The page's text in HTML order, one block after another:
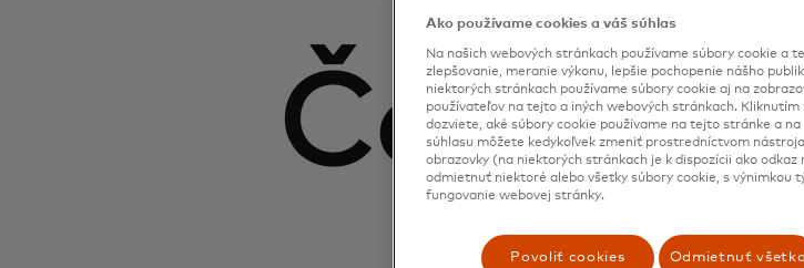
Čo nás
Ako používame cookies a váš súhlas
Na našich webových stránkach používame súbory cookie a
zlepšovanie, meranie výkonu, lepšie pochopenie nášho
niektorých stránkach používame súbory cookie aj na
používateľov na tejto a iných webových stránkach.
dozviete, aké súbory cookie používame na tejto stránke a
súhlasu môžete kedykoľvek zmeniť prostredníctvom
obrazovky (na niektorých stránkach je k dispozícii ako
odmietnuť niektoré alebo všetky súbory cookie, s výnimkou
fungovanie webovej stránky.
Povoliť cookies Odmietnuť všetko